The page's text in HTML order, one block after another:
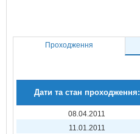
Проходження
Дати та стан проходження:
08.04.2011
11.01.2011